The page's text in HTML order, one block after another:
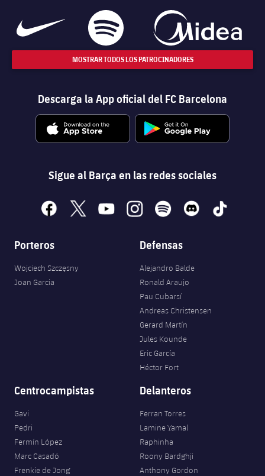
MOSTRAR TODOS LOS PATROCINADORES
Descarga la App oficial del FC Barcelona
Sigue al Barça en las redes sociales
facebook
x youtubeinstagramspotify discord tiktok
Porteros
Wojciech Szczęsny
Joan Garcia
Defensas
Alejandro Balde
Ronald Araujo
Pau Cubarsí
Andreas Christensen
Gerard Martín
Jules Kounde
Eric García
Héctor Fort
Centrocampistas
Gavi
Pedri
Fermín López
Marc Casadó
Frenkie de Jong
Delanteros
Ferran Torres
Lamine Yamal
Raphinha
Roony Bardghji
Anthony Gordon